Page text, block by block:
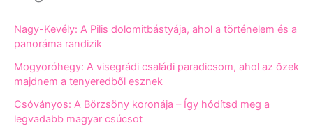
Nagy-Kevély: A Pilis dolomitbástyája, ahol a történelem és a
panoráma randizik
Mogyoróhegy: A visegrádi családi paradicsom, ahol az őzek
majdnem a tenyeredből esznek
Csóványos: A Börzsöny koronája – Így hódítsd meg a
legvadabb magyar csúcsot